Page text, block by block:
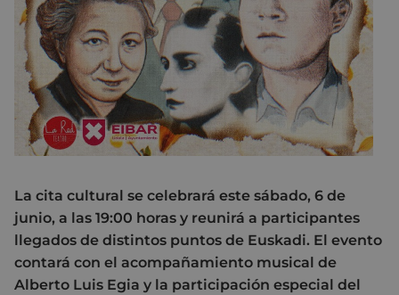
La cita cultural se celebrará este sábado, 6 de
junio, a las 19:00 horas y reunirá a participantes
llegados de distintos puntos de Euskadi. El evento
contará con el acompañamiento musical de
Alberto Luis Egia y la participación especial del